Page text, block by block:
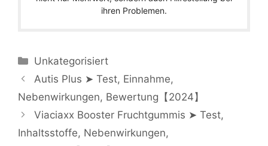
Nebenwirkungen, Bewertung【2024】
Viaciaxx Booster Fruchtgummis ➤ Test,
Inhaltsstoffe, Nebenwirkungen,
Bewertung【2024】